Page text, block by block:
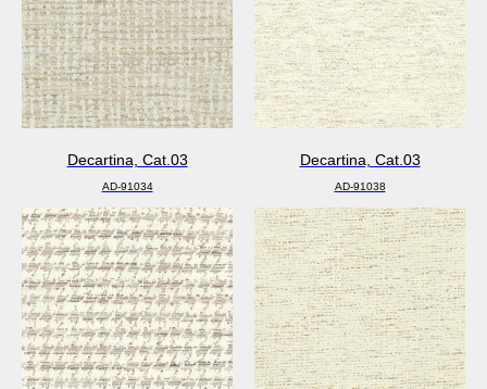
Decartina, Cat.03
AD-91034
Decartina, Cat.03
AD-91038